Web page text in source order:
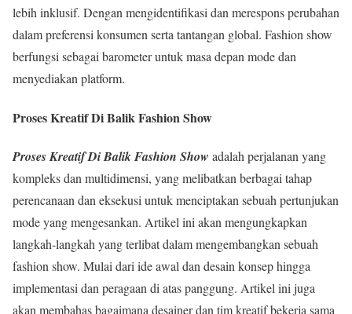
lebih inklusif. Dengan mengidentifikasi dan merespons perubahan
dalam preferensi konsumen serta tantangan global. Fashion show
berfungsi sebagai barometer untuk masa depan mode dan
menyediakan platform.
Proses Kreatif Di Balik Fashion Show
Proses Kreatif Di Balik Fashion Show adalah perjalanan yang
kompleks dan multidimensi, yang melibatkan berbagai tahap
perencanaan dan eksekusi untuk menciptakan sebuah pertunjukan
mode yang mengesankan. Artikel ini akan mengungkapkan
langkah-langkah yang terlibat dalam mengembangkan sebuah
fashion show. Mulai dari ide awal dan desain konsep hingga
implementasi dan peragaan di atas panggung. Artikel ini juga
akan membahas bagaimana desainer dan tim kreatif bekerja sama